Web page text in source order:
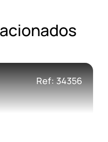
Ref: 34356